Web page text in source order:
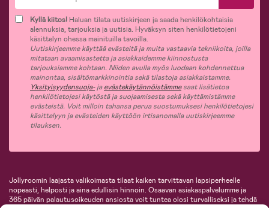
Kyllä kiitos! Haluan tilata uutiskirjeen ja saada henkilökohtaisia
alennuksia, tarjouksia ja uutisia. Hyväksyn siten henkilötietojeni
käsittelyn ohessa mainituilla tavoilla.
Uutiskirjeemme käyttää evästeitä ja muita vastaavia tekniikoita, joilla
mitataan avaamisastetta ja asiakkaidemme kiinnostusta
tarjouksiamme kohtaan. Niiden avulla myös luodaan kohdennettua
mainontaa, sisältömarkkinointia sekä tilastoja asiakkaistamme.
Yksityisyydensuoja-jaevästekäytännöistämmesaat lisätietoa
henkilötietojesi käytöstä ja suojaamisesta sekä käyttämistämme
evästeistä. Voit milloin tahansa perua suostumuksesi henkilötietojesi
käsittelyyn ja evästeiden käyttöön irtisanomalla uutiskirjeemme
tilauksen.
Jollyroomin laajasta valikoimasta tilaat kaiken tarvittavan lapsiperheelle
nopeasti, helposti ja aina edullisin hinnoin. Osaavan asiakaspalvelumme ja
365 päivän palautusoikeuden ansiosta voit tuntea olosi turvalliseksi ja tehdä